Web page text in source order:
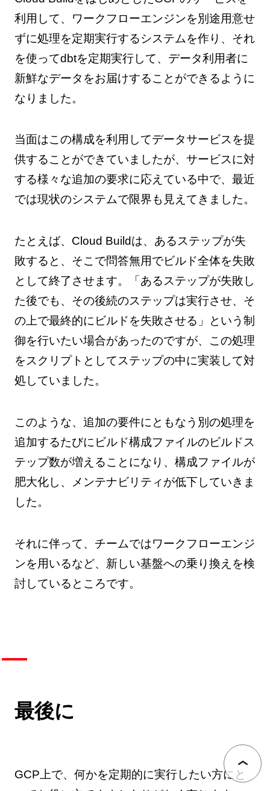
利用して、ワークフローエンジンを別途用意せ
ずに処理を定期実行するシステムを作り、それ
を使ってdbtを定期実行して、データ利用者に
新鮮なデータをお届けすることができるように
なりました。
当面はこの構成を利用してデータサービスを提
供することができていましたが、サービスに対
する様々な追加の要求に応えている中で、最近
では現状のシステムで限界も見えてきました。
たとえば、Cloud Buildは、あるステップが失
敗すると、そこで問答無用でビルド全体を失敗
として終了させます。「あるステップが失敗し
た後でも、その後続のステップは実行させ、そ
の上で最終的にビルドを失敗させる」という制
御を行いたい場合があったのですが、この処理
をスクリプトとしてステップの中に実装して対
処していました。
このような、追加の要件にともなう別の処理を
追加するたびにビルド構成ファイルのビルドス
テップ数が増えることになり、構成ファイルが
肥大化し、メンテナビリティが低下していきま
した。
それに伴って、チームではワークフローエンジ
ンを用いるなど、新しい基盤への乗り換えを検
討しているところです。
最後に
GCP上で、何かを定期的に実行したい方にと